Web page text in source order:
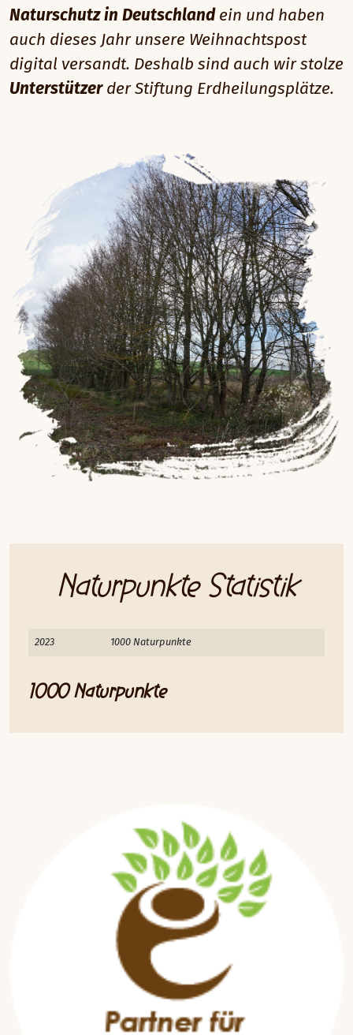
Naturschutz in Deutschland ein und haben
auch dieses Jahr unsere Weihnachtspost
digital versandt. Deshalb sind auch wir stolze
Unterstützerder Stiftung Erdheilungsplätze.
Naturpunkte Statistik
2023 1000 Naturpunkte
1000 Naturpunkte